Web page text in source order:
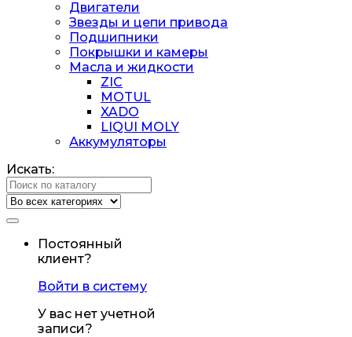
Двигатели
Звезды и цепи привода
Подшипники
Покрышки и камеры
Масла и жидкости
ZIC
MOTUL
XADO
LIQUI MOLY
Аккумуляторы
Искать:
Постоянный
клиент?
Войти в систему
У вас нет учетной
записи?